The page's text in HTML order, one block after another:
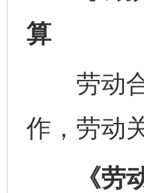
算
劳动合
作，劳动
《劳动